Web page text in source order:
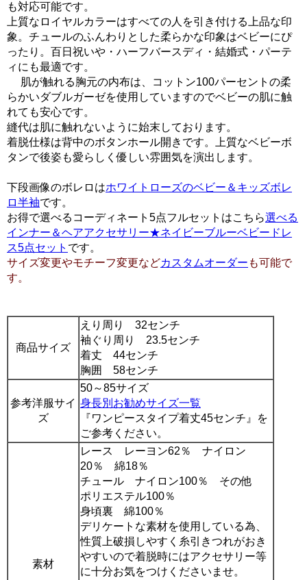
も対応可能です。
上質なロイヤルカラーはすべての人を引き付ける上品な印
象。チュールのふんわりとした柔らかな印象はベビーにぴ
ったり。百日祝いや・ハーフバースディ・結婚式・パーテ
ィにも最適です。
肌が触れる胸元の内布は、コットン100パーセントの柔
らかいダブルガーゼを使用していますのでベビーの肌に触
れても安心です。
縫代は肌に触れないように始末しております。
着脱仕様は背中のボタンホール開きです。上質なベビーボ
タンで後姿も愛らしく優しい雰囲気を演出します。
下段画像のボレロはホワイトローズのベビー＆キッズボレ
ロ半袖です。
お得で選べるコーディネート5点フルセットはこちら選べる
インナー＆ヘアアクセサリー★ネイビーブルーベビードレ
ス5点セット です。
サイズ変更やモチーフ変更などカスタムオーダー も可能で
す。
商品サイズ
えり周り 32センチ
袖ぐり周り 23.5センチ
着丈 44センチ
胸囲 58センチ
参考洋服サイ
ズ
50～85サイズ
身長別お勧めサイズ一覧
『ワンピースタイプ着丈45センチ』を
ご参考ください。
素材
レース レーヨン62％ ナイロン
20％ 綿18％
チュール ナイロン100％ その他
ポリエステル100％
身頃裏 綿100％
デリケートな素材を使用している為、
性質上破損しやすく糸引きつれがおき
やすいので着脱時にはアクセサリー等
に十分お気をつけくださいませ。